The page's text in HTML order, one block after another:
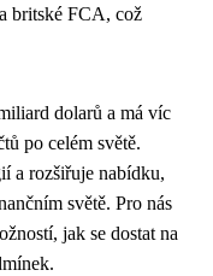
britské FCA, což
dolarů a má víc
po celém světě.
a rozšiřuje nabídku,
světě. Pro nás
jak se dostat na